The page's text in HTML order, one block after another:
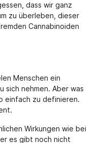
dass wir ganz
zu überleben, dieser
Cannabinoiden
Menschen ein
sich nehmen. Aber was
einfach zu definieren.
Wirkungen wie bei
es gibt noch nicht